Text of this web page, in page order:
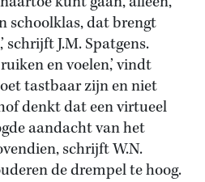
schoolklas, dat brengt
schrijft J.M. Spatgens.
en voelen,’ vindt
tastbaar zijn en niet
denkt dat een virtueel
aandacht van het
schrijft W.N.
de drempel te hoog.